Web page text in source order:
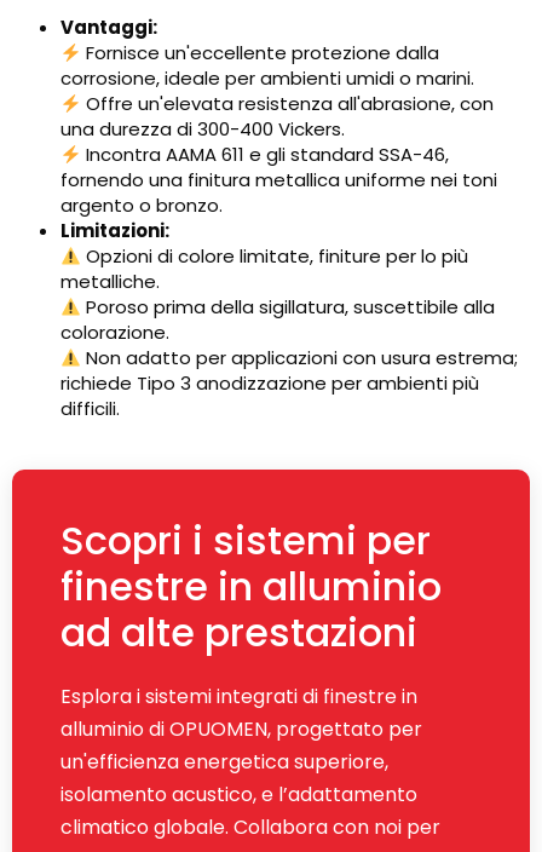
Vantaggi:
Fornisce un'eccellente protezione dalla
corrosione, ideale per ambienti umidi o marini.
Offre un'elevata resistenza all'abrasione, con
una durezza di 300-400 Vickers.
Incontra AAMA 611 e gli standard SSA-46,
fornendo una finitura metallica uniforme nei toni
argento o bronzo.
Limitazioni:
Opzioni di colore limitate, finiture per lo più
metalliche.
Poroso prima della sigillatura, suscettibile alla
colorazione.
Non adatto per applicazioni con usura estrema;
richiede Tipo 3 anodizzazione per ambienti più
difficili.
Scopri i sistemi per
finestre in alluminio
ad alte prestazioni
Esplora i sistemi integrati di finestre in
alluminio di OPUOMEN, progettato per
un'efficienza energetica superiore,
isolamento acustico, e l’adattamento
climatico globale. Collabora con noi per